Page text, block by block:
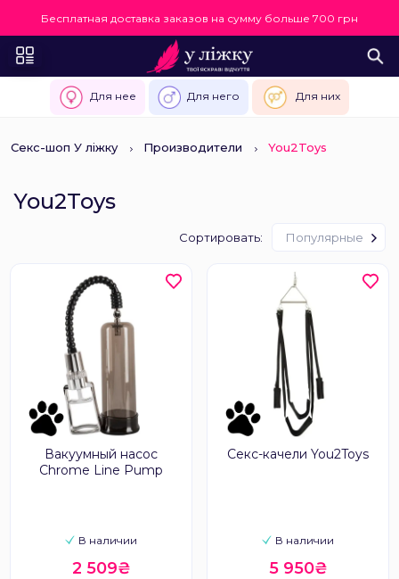
Бесплатная доставка заказов на сумму больше 700 грн
Для нее Для него Для них
Секс-шоп У ліжку Производители You2Toys
You2Toys
Сортировать: Популярные
Вакуумный насос
Chrome Line Pump
В наличии
2 509₴
Секс-качели You2Toys
В наличии
5 950₴